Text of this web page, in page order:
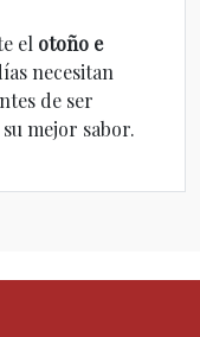
el otoño e
necesitan
de ser
mejor sabor.